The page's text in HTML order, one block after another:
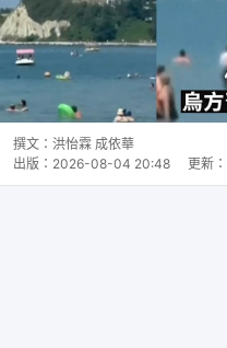
撰文： 洪怡霖 成依華
出版： 2026-08-04 20:48 更新：